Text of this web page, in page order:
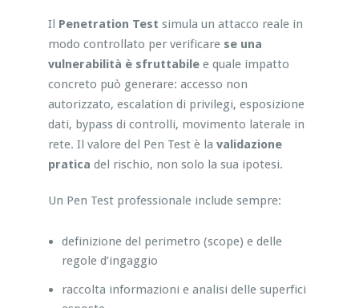
Il Penetration Test simula un attacco reale in
modo controllato per verificare se una
vulnerabilità è sfruttabilee quale impatto
concreto può generare: accesso non
autorizzato, escalation di privilegi, esposizione
dati, bypass di controlli, movimento laterale in
rete. Il valore del Pen Test è la validazione
pratica del rischio, non solo la sua ipotesi.
Un Pen Test professionale include sempre:
definizione del perimetro (scope) e delle
regole d’ingaggio
raccolta informazioni e analisi delle superfici